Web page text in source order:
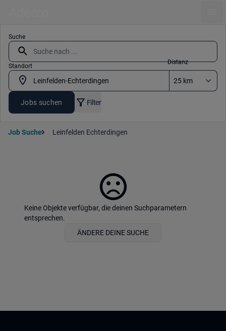
Suche
Standort
Distanz
Jobs suchen Filter
Job Suche Leinfelden Echterdingen
Keine Objekte verfügbar, die deinen Suchparametern
entsprechen.
ÄNDERE DEINE SUCHE